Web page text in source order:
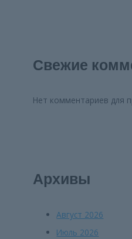
Свежие
Нет комментариев для
Архивы
Август 2026
Июль 2026